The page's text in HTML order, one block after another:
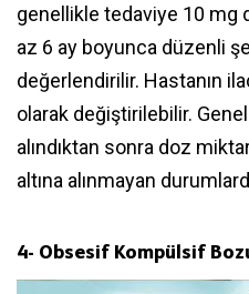
genellikle tedaviye 10 mg
az 6 ay boyunca düzenli
değerlendirilir. Hastanın
olarak değiştirilebilir.
alındıktan sonra doz
altına alınmayan
4- Obsesif Kompülsif